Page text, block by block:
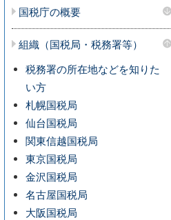
国税庁の概要
組織（国税局・税務署等）
税務署の所在地などを知りた
い方
札幌国税局
仙台国税局
関東信越国税局
東京国税局
金沢国税局
名古屋国税局
大阪国税局